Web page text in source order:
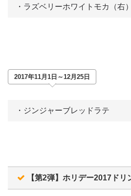
・ラズベリーホワイトモカ（右）
2017年11月1日～12月25日
・ジンジャーブレッドラテ
【第2弾】ホリデー2017ドリ